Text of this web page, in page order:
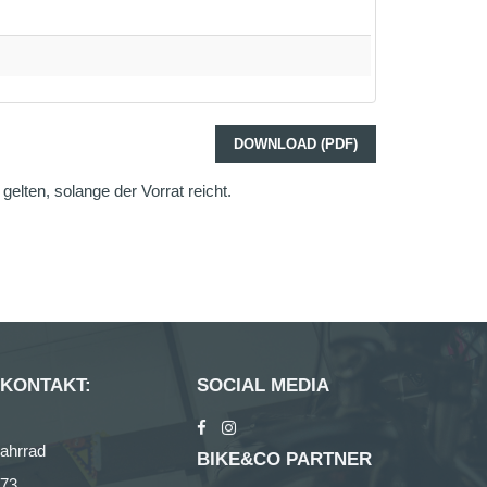
DOWNLOAD (PDF)
solange der Vorrat reicht.
SOCIAL MEDIA
BIKE&CO PARTNER